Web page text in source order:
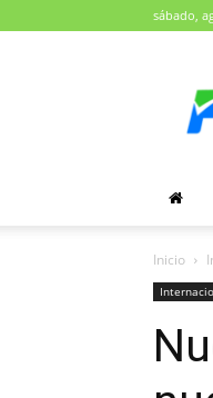
sábado,
Inicio